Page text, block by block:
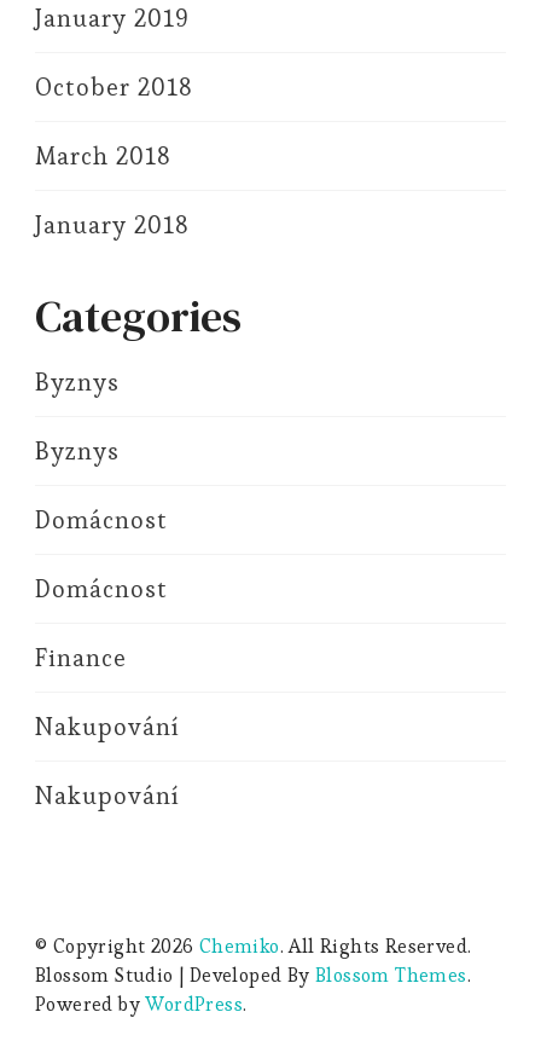
January 2019
October 2018
March 2018
January 2018
Categories
Byznys
Byznys
Domácnost
Domácnost
Finance
Nakupování
Nakupování
© Copyright 2026 Chemiko. All Rights Reserved.
Blossom Studio | Developed By Blossom Themes.
Powered byWordPress.